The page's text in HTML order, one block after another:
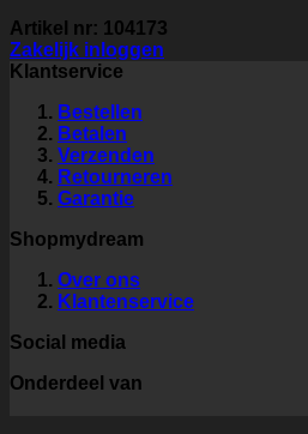
Artikel nr: 104173
Zakelijk inloggen
Klantservice
Bestellen
Betalen
Verzenden
Retourneren
Garantie
Shopmydream
Over ons
Klantenservice
Social media
Onderdeel van